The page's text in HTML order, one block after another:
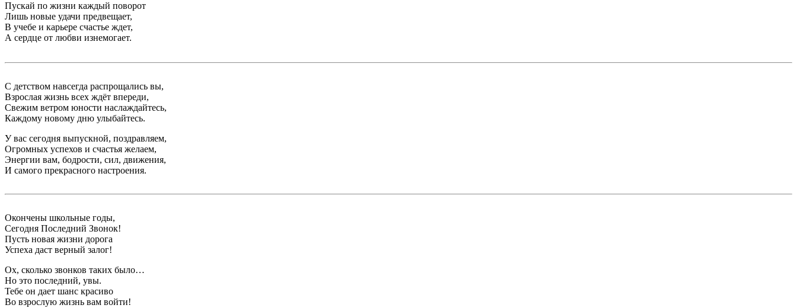
Пускай по жизни каждый поворот
Лишь новые удачи предвещает,
В учебе и карьере счастье ждет,
А сердце от любви изнемогает.
С детством навсегда распрощались вы,
Взрослая жизнь всех ждёт впереди,
Свежим ветром юности наслаждайтесь,
Каждому новому дню улыбайтесь.
У вас сегодня выпускной, поздравляем,
Огромных успехов и счастья желаем,
Энергии вам, бодрости, сил, движения,
И самого прекрасного настроения.
Окончены школьные годы,
Сегодня Последний Звонок!
Пусть новая жизни дорога
Успеха даст верный залог!
Ох, сколько звонков таких было…
Но это последний, увы.
Тебе он дает шанс красиво
Во взрослую жизнь вам войти!